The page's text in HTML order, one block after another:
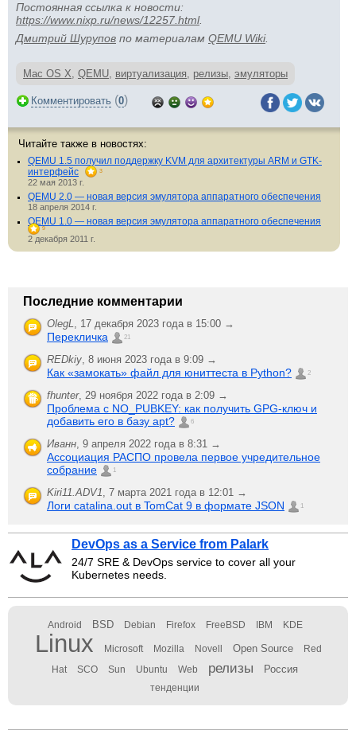
Постоянная ссылка к новости:
https://www.nixp.ru/news/12257.html.
Дмитрий Шурупов по материалам QEMU Wiki.
Mac OS X, QEMU, виртуализация, релизы, эмуляторы
Комментировать (0)
Читайте также в новостях:
QEMU 1.5 получил поддержку KVM для архитектуры ARM и GTK-
интерфейс
3
22 мая 2013 г.
QEMU 2.0 — новая версия эмулятора аппаратного обеспечения
18 апреля 2014 г.
QEMU 1.0 — новая версия эмулятора аппаратного обеспечения
9
2 декабря 2011 г.
Последние комментарии
OlegL, 17 декабря 2023 года в 15:00 →
Перекличка 21
REDkiy, 8 июня 2023 года в 9:09 →
Как «замокать» файл для юниттеста в Python? 2
fhunter, 29 ноября 2022 года в 2:09 →
Проблема с NO_PUBKEY: как получить GPG-ключ и
добавить его в базу apt?
6
Иванн, 9 апреля 2022 года в 8:31 →
Ассоциация РАСПО провела первое учредительное
собрание
1
Kiri11.ADV1, 7 марта 2021 года в 12:01 →
Логи catalina.out в TomCat 9 в формате JSON 1
DevOps as a Service from Palark
24/7 SRE & DevOps service to cover all your
Kubernetes needs.
Android BSD Debian Firefox FreeBSD IBM KDE
Linux Microsoft Mozilla Novell Open Source Red
Hat SCO Sun Ubuntu Web релизы Россия
тенденции